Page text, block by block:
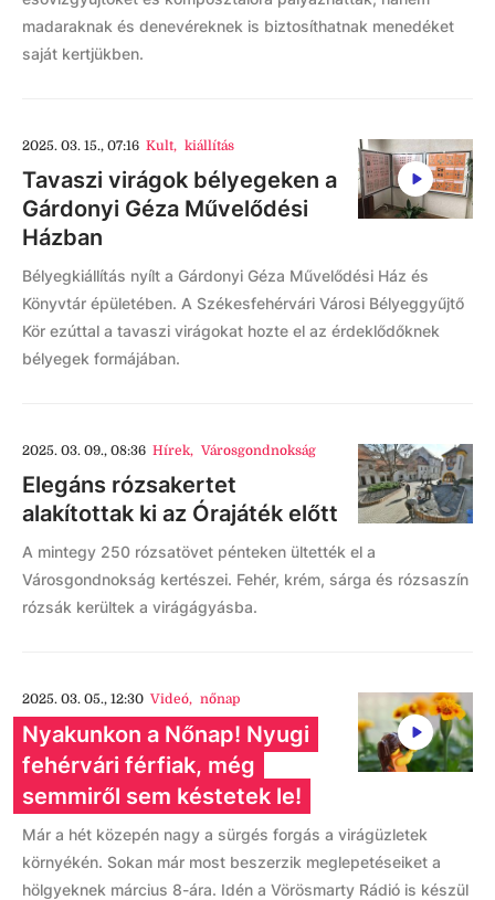
madaraknak és denevéreknek is biztosíthatnak menedéket
saját kertjükben.
2025. 03. 15., 07:16 Kult, kiállítás
Tavaszi virágok bélyegeken a
Gárdonyi Géza Művelődési
Házban
Bélyegkiállítás nyílt a Gárdonyi Géza Művelődési Ház és
Könyvtár épületében. A Székesfehérvári Városi Bélyeggyűjtő
Kör ezúttal a tavaszi virágokat hozte el az érdeklődőknek
bélyegek formájában.
2025. 03. 09., 08:36 Hírek, Városgondnokság
Elegáns rózsakertet
alakítottak ki az Órajáték előtt
A mintegy 250 rózsatövet pénteken ültették el a
Városgondnokság kertészei. Fehér, krém, sárga és rózsaszín
rózsák kerültek a virágágyásba.
2025. 03. 05., 12:30 Videó, nőnap
Nyakunkon a Nőnap! Nyugi
fehérvári férfiak, még
semmiről sem késtetek le!
Már a hét közepén nagy a sürgés forgás a virágüzletek
környékén. Sokan már most beszerzik meglepetéseiket a
hölgyeknek március 8-ára. Idén a Vörösmarty Rádió is készül